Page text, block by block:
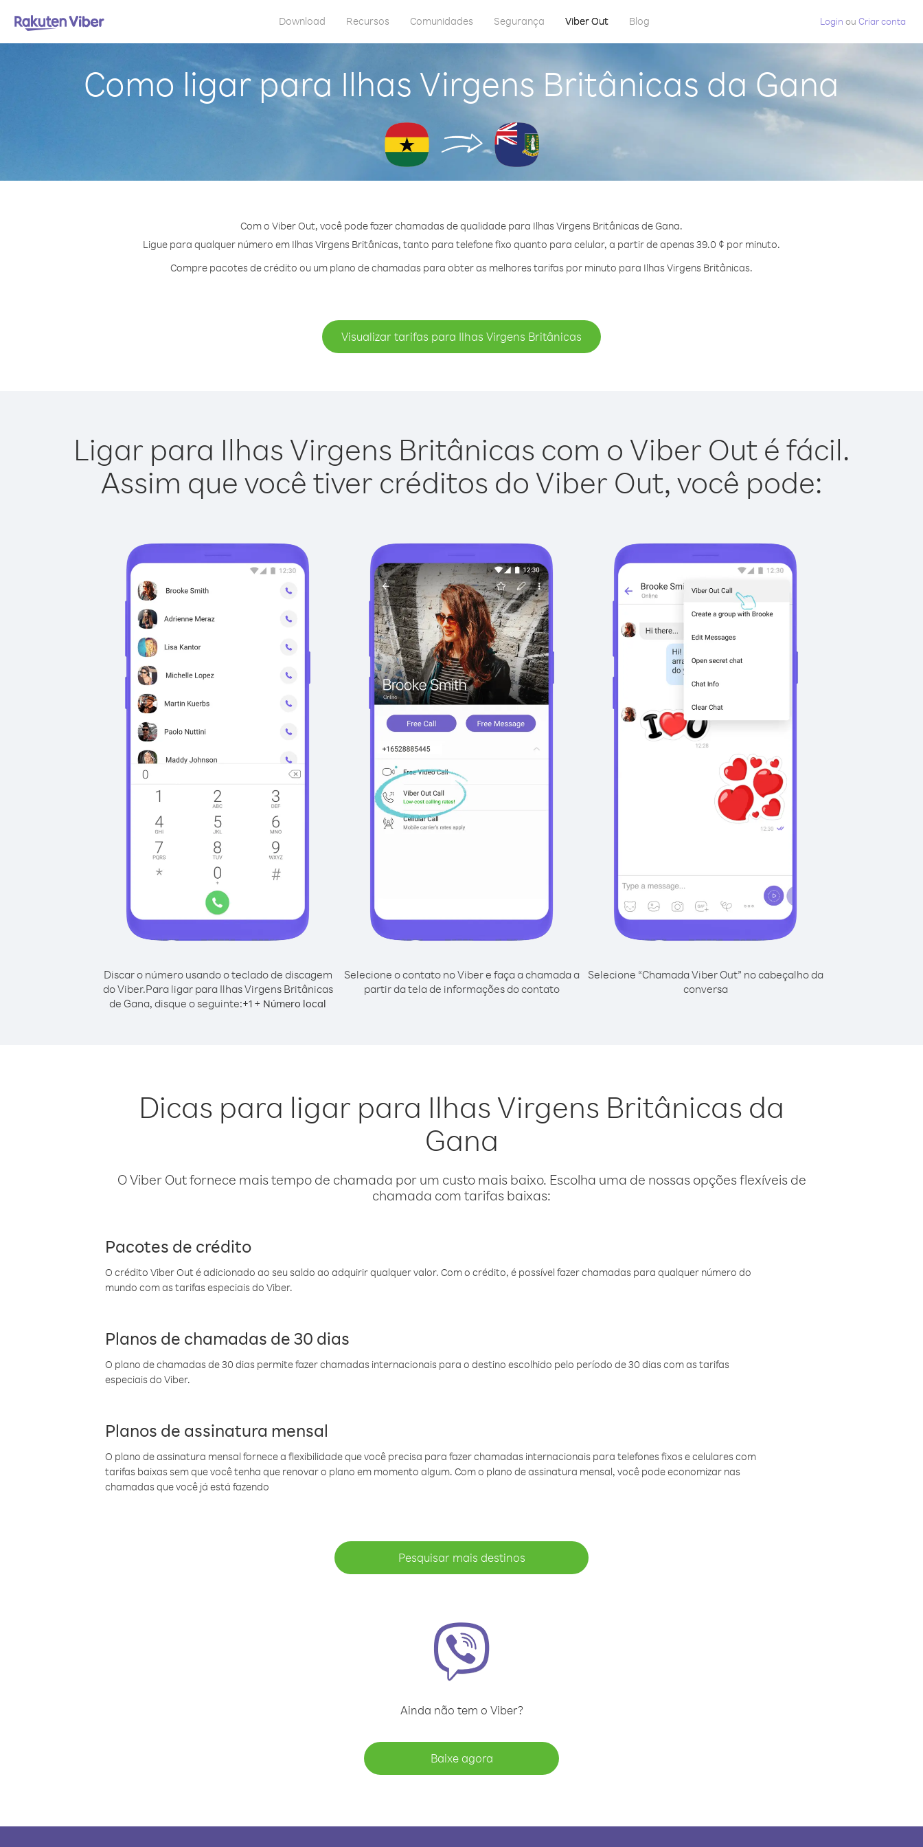
Download Recursos Comunidades Segurança Viber Out Blog Login ou Criar conta
Como ligar para Ilhas Virgens Britânicas da Gana
Com o Viber Out, você pode fazer chamadas de qualidade para Ilhas Virgens Britânicas de Gana.
Ligue para qualquer número em Ilhas Virgens Britânicas, tanto para telefone fixo quanto para celular, a partir de apenas 39.0 ¢ por minuto.
Compre pacotes de crédito ou um plano de chamadas para obter as melhores tarifas por minuto para Ilhas Virgens Britânicas.
Visualizar tarifas para Ilhas Virgens Britânicas
Ligar para Ilhas Virgens Britânicas com o Viber Out é fácil.
Assim que você tiver créditos do Viber Out, você pode:
Discar o número usando o teclado de discagem
do Viber.Para ligar para Ilhas Virgens Britânicas
de Gana, disque o seguinte:+1 + Número local
Selecione o contato no Viber e faça a chamada a
partir da tela de informações do contato
Selecione “Chamada Viber Out” no cabeçalho da
conversa
Dicas para ligar para Ilhas Virgens Britânicas da
Gana
O Viber Out fornece mais tempo de chamada por um custo mais baixo. Escolha uma de nossas opções flexíveis de
chamada com tarifas baixas:
Pacotes de crédito
O crédito Viber Out é adicionado ao seu saldo ao adquirir qualquer valor. Com o crédito, é possível fazer chamadas para qualquer número do
mundo com as tarifas especiais do Viber.
Planos de chamadas de 30 dias
O plano de chamadas de 30 dias permite fazer chamadas internacionais para o destino escolhido pelo período de 30 dias com as tarifas
especiais do Viber.
Planos de assinatura mensal
O plano de assinatura mensal fornece a flexibilidade que você precisa para fazer chamadas internacionais para telefones fixos e celulares com
tarifas baixas sem que você tenha que renovar o plano em momento algum. Com o plano de assinatura mensal, você pode economizar nas
chamadas que você já está fazendo
Pesquisar mais destinos
Ainda não tem o Viber?
Baixe agora